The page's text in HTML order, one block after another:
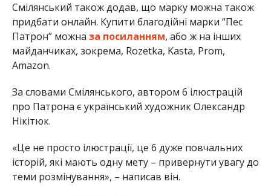
Смілянський також додав, що марку можна також
придбати онлайн. Купити благодійні марки “Пес
Патрон” можна за посиланням, або ж на інших
майданчиках, зокрема, Rozetka, Kasta, Prom,
Amazon.
За словами Смілянського, автором 6 ілюстрацій
про Патрона є український художник Олександр
Нікітюк.
«Це не просто ілюстрації, це 6 дуже повчальних
історій, які мають одну мету – привернути увагу до
теми розмінування», – написав він.